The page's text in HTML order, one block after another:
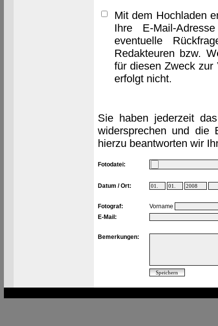
Mit dem Hochladen
Ihre E-Mail-
eventuelle
Redakteuren bzw.
für diesen Zweck zur
erfolgt nicht.
Sie haben jederzeit
widersprechen und die
hierzu beantworten wir
Fotodatei:
Datum / Ort:
Fotograf:
Vorname
E-Mail:
Bemerkungen: